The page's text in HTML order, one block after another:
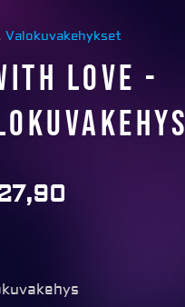
Valokuvakehykset
Love -